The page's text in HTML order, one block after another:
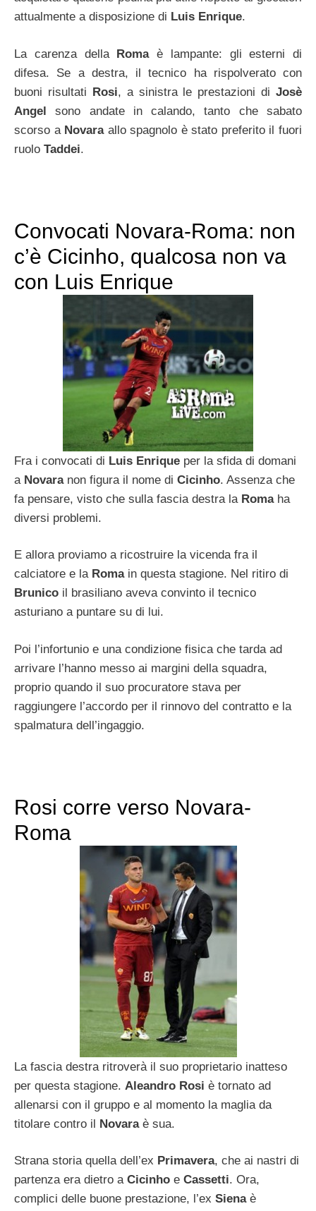
attualmente a disposizione di Luis Enrique.
La carenza della Romaè lampante: gli esterni di
difesa. Se a destra, il tecnico ha rispolverato con
buoni risultati Rosi, a sinistra le prestazioni di Josè
Angel sono andate in calando, tanto che sabato
scorso a Novaraallo spagnolo è stato preferito il fuori
ruolo Taddei.
Convocati Novara-Roma: non
c’è Cicinho, qualcosa non va
con Luis Enrique
Fra i convocati di Luis Enrique per la sfida di domani
a Novaranon figura il nome di Cicinho. Assenza che
fa pensare, visto che sulla fascia destra la Romaha
diversi problemi.
E allora proviamo a ricostruire la vicenda fra il
calciatore e la Romain questa stagione. Nel ritiro di
Brunico il brasiliano aveva convinto il tecnico
asturiano a puntare su di lui.
Poi l’infortunio e una condizione fisica che tarda ad
arrivare l’hanno messo ai margini della squadra,
proprio quando il suo procuratore stava per
raggiungere l’accordo per il rinnovo del contratto e la
spalmatura dell’ingaggio.
Rosi corre verso Novara-
Roma
La fascia destra ritroverà il suo proprietario inatteso
per questa stagione. Aleandro Rosi è tornato ad
allenarsi con il gruppo e al momento la maglia da
titolare contro il Novaraè sua.
Strana storia quella dell’ex Primavera, che ai nastri di
partenza era dietro a Cicinho e Cassetti. Ora,
complici delle buone prestazione, l’ex Sienaè